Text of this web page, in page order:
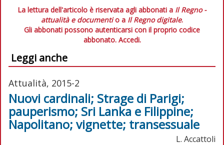
La lettura dell'articolo è riservata agli abbonati a Il Regno -
attualità e documentio a Il Regno digitale.
Gli abbonati possono autenticarsi con il proprio codice
abbonato. Accedi.
Leggi anche
Attualità, 2015-2
Nuovi cardinali; Strage di Parigi;
pauperismo; Sri Lanka e Filippine;
Napolitano; vignette; transessuale
L. Accattoli